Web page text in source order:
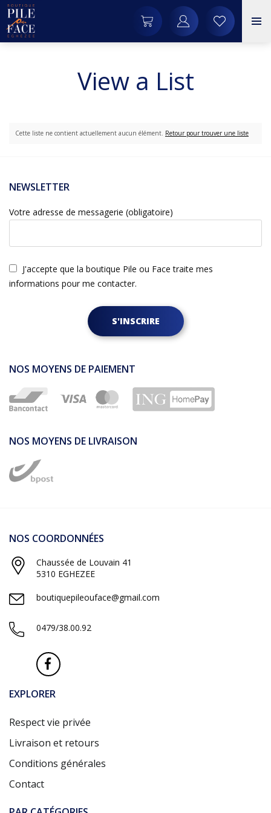
View a List
Cette liste ne contient actuellement aucun élément. Retour pour trouver une liste
NEWSLETTER
Votre adresse de messagerie (obligatoire)
J'accepte que la boutique Pile ou Face traite mes
informations pour me contacter.
S'INSCRIRE
NOS MOYENS DE PAIEMENT
NOS MOYENS DE LIVRAISON
NOS COORDONNÉES
Chaussée de Louvain 41
5310 EGHEZEE
boutiquepileouface@gmail.com
0479/38.00.92
EXPLORER
Respect vie privée
Livraison et retours
Conditions générales
Contact